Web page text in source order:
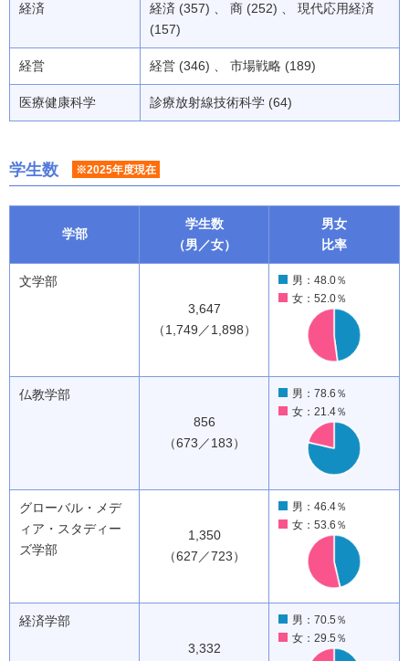
経済
経済 (357) 、 商 (252) 、 現代応用経済
(157)
経営 経営 (346) 、 市場戦略 (189)
医療健康科学 診療放射線技術科学 (64)
学生数 ※2025年度現在
学部
学生数
（男／女）
男女
比率
文学部
3,647
（1,749／1,898）
男：48.0％
女：52.0％
仏教学部
856
（673／183）
男：78.6％
女：21.4％
グローバル・メデ
ィア・スタディー
ズ学部
1,350
（627／723）
男：46.4％
女：53.6％
経済学部
3,332
男：70.5％
女：29.5％